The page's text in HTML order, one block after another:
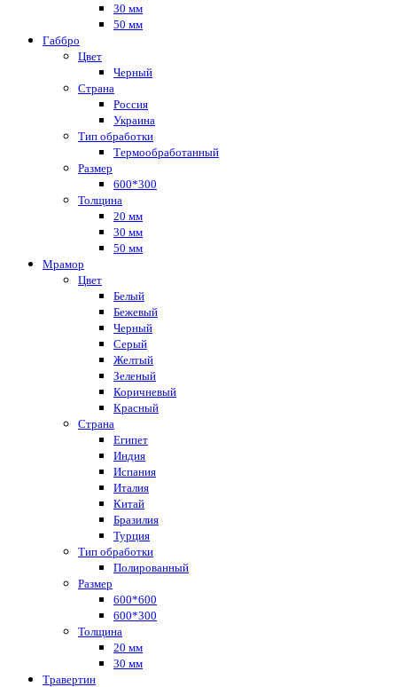
30 мм
50 мм
Габбро
Цвет
Черный
Страна
Россия
Украина
Тип обработки
Термообработанный
Размер
600*300
Толщина
20 мм
30 мм
50 мм
Мрамор
Цвет
Белый
Бежевый
Черный
Серый
Желтый
Зеленый
Коричневый
Красный
Страна
Египет
Индия
Испания
Италия
Китай
Бразилия
Турция
Тип обработки
Полированный
Размер
600*600
600*300
Толщина
20 мм
30 мм
Травертин